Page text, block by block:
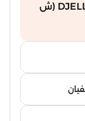
هدف من DJELLOUL BOUTELDJI (ش